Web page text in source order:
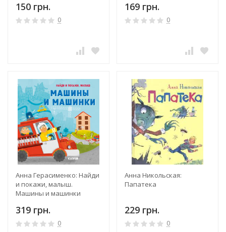
150 грн.
0
169 грн.
0
Анна Герасименко: Найди
и покажи, малыш.
Машины и машинки
319 грн.
0
Анна Никольская:
Папатека
229 грн.
0